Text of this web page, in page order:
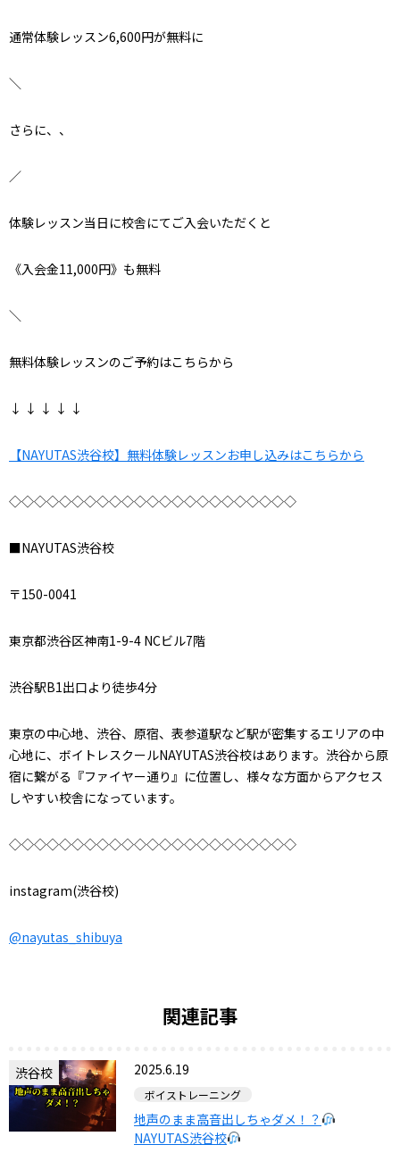
通常体験レッスン6,600円が無料に
＼
さらに、、
／
体験レッスン当日に校舎にてご入会いただくと
《入会金11,000円》も無料
＼
無料体験レッスンのご予約はこちらから
↓ ↓ ↓ ↓ ↓
【NAYUTAS渋谷校】無料体験レッスンお申し込みはこちらから
◇◇◇◇◇◇◇◇◇◇◇◇◇◇◇◇◇◇◇◇◇◇◇
■NAYUTAS渋谷校
〒150-0041
東京都渋谷区神南1-9-4 NCビル7階
渋谷駅B1出口より徒歩4分
東京の中心地、渋谷、原宿、表参道駅など駅が密集するエリアの中
心地に、ボイトレスクールNAYUTAS渋谷校はあります。渋谷から原
宿に繋がる『ファイヤー通り』に位置し、様々な方面からアクセス
しやすい校舎になっています。
◇◇◇◇◇◇◇◇◇◇◇◇◇◇◇◇◇◇◇◇◇◇◇
instagram(渋谷校)
@nayutas_shibuya
関連記事
渋谷校 2025.6.19
ボイストレーニング
地声のまま高音出しちゃダメ！？
NAYUTAS渋谷校